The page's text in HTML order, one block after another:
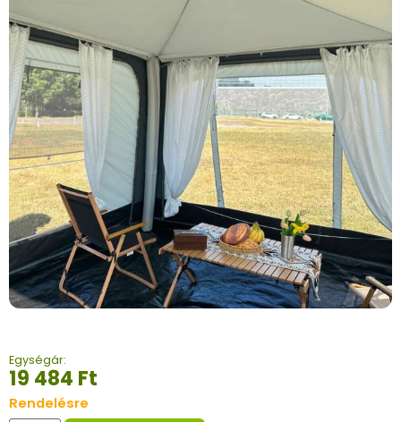
Egységár:
19 484 Ft
Rendelésre